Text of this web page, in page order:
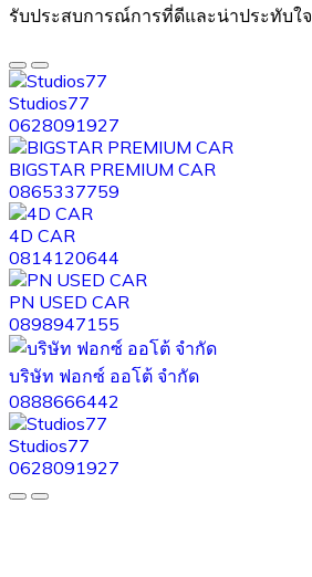
รับประสบการณ์การที่ดีและน่าประทับใจ
Studios77
0628091927
BIGSTAR PREMIUM CAR
0865337759
4D CAR
0814120644
PN USED CAR
0898947155
บริษัท ฟอกซ์ ออโต้ จำกัด
0888666442
Studios77
0628091927